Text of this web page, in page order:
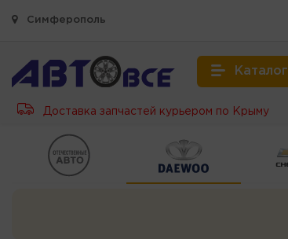
Симферополь
Каталог
Доставка запчастей курьером по Крыму